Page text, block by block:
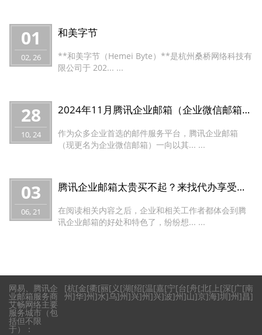
01
02, 26
和美字节
**和美字节（Hemei Byte）**是杭州桑桥网络科技有
限公司于 202... ...
28
10, 24
2024年11月腾讯企业邮箱（企业微信邮箱）优惠价格促销活动盘点
作为众多企业首选的邮件服务平台，腾讯企业邮箱
（现更名为企业微信邮箱）一向以其... ...
03
06, 21
腾讯企业邮箱太贵买不起？来找代办享受多重优惠！
在阅读相关内容之后，企业和相关工作者都体会到腾
讯企业邮箱的好处和特色了，纷纷想... ...
网易、腾讯企
业邮箱服务商
艾畅网络主要
服务城市（包
括但不限
于）：
[杭
州]
[金
华]
[衢
州]
[丽
水]
[ 义
乌]
[湖
州]
[绍
兴]
[温
州]
[嘉
兴]
[宁
波]
[台
州]
[舟
山]
[北
京]
[ 上
海]
[深
圳 ]
[广
州]
[南
昌]